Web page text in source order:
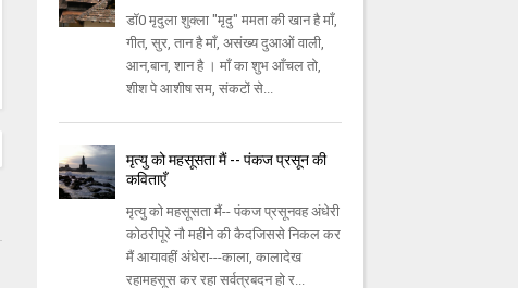
डॉ0 मृदुला शुक्ला "मृदु" ममता की खान है माँ,
गीत, सुर, तान है माँ, असंख्य दुआओं वाली,
आन,बान, शान है । माँ का शुभ आँचल तो,
शीश पे आशीष सम, संकटों से...
मृत्यु को महसूसता मैं -- पंकज प्रसून की
कविताएँ
मृत्यु को महसूसता मैं-- पंकज प्रसूनवह अंधेरी
कोठरीपूरे नौ महीने की कैदजिससे निकल कर
मैं आयावहीं अंधेरा---काला, कालादेख
रहामहसूस कर रहा सर्वत्रबदन हो र...